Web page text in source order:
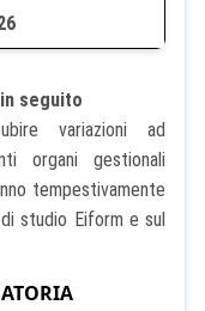
seguito
variazioni ad
organi gestionali
tempestivamente
studio Eiform e sul